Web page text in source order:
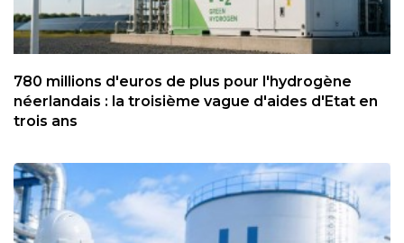
780 millions d'euros de plus pour l'hydrogène
néerlandais : la troisième vague d'aides d'Etat en
trois ans